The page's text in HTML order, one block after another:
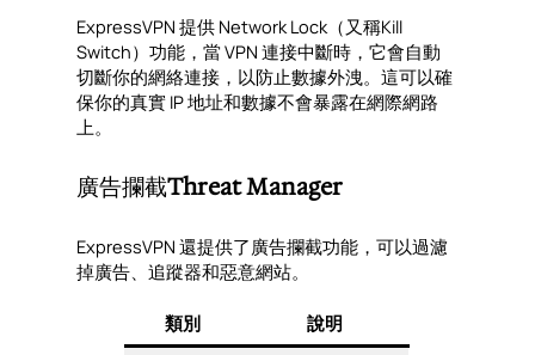
ExpressVPN 提供 Network Lock（又稱Kill
Switch）功能，當 VPN 連接中斷時，它會自動
切斷你的網絡連接，以防止數據外洩。這可以確
保你的真實 IP 地址和數據不會暴露在網際網路
上。
廣告攔截Threat Manager
ExpressVPN 還提供了廣告攔截功能，可以過濾
掉廣告、追蹤器和惡意網站。
類別
說明